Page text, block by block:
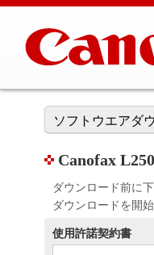
ソフトウエアダ
Canofax
ダウンロード前に
ダウンロードを開
使用許諾契約書